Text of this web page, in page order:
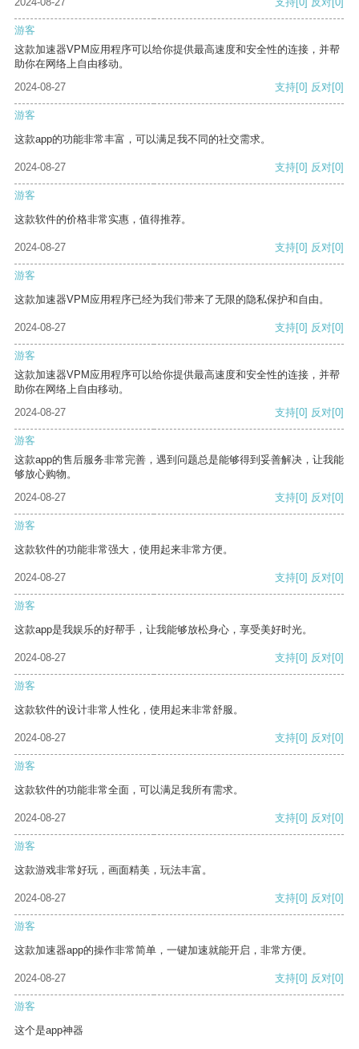
游客
这款加速器VPM应用程序可以给你提供最高速度和安全性的连接，并帮
助你在网络上自由移动。
2024-08-27
支持[0] 反对[0]
游客
这款app的功能非常丰富，可以满足我不同的社交需求。
2024-08-27 支持[0] 反对[0]
游客
这款软件的价格非常实惠，值得推荐。
2024-08-27 支持[0] 反对[0]
游客
这款加速器VPM应用程序已经为我们带来了无限的隐私保护和自由。
2024-08-27 支持[0] 反对[0]
游客
这款加速器VPM应用程序可以给你提供最高速度和安全性的连接，并帮
助你在网络上自由移动。
2024-08-27
支持[0] 反对[0]
游客
这款app的售后服务非常完善，遇到问题总是能够得到妥善解决，让我能
够放心购物。
2024-08-27
支持[0] 反对[0]
游客
这款软件的功能非常强大，使用起来非常方便。
2024-08-27 支持[0] 反对[0]
游客
这款app是我娱乐的好帮手，让我能够放松身心，享受美好时光。
2024-08-27 支持[0] 反对[0]
游客
这款软件的设计非常人性化，使用起来非常舒服。
2024-08-27 支持[0] 反对[0]
游客
这款软件的功能非常全面，可以满足我所有需求。
2024-08-27 支持[0] 反对[0]
游客
这款游戏非常好玩，画面精美，玩法丰富。
2024-08-27 支持[0] 反对[0]
游客
这款加速器app的操作非常简单，一键加速就能开启，非常方便。
2024-08-27 支持[0] 反对[0]
游客
这个是app神器